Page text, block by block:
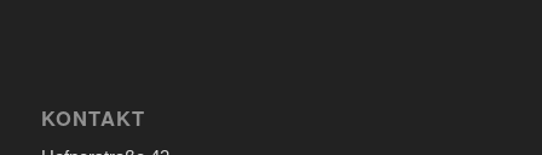
KONTAKT